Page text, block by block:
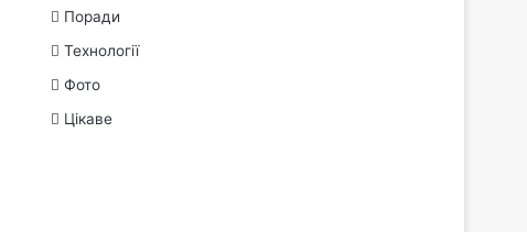
Поради
Технології
Фото
Цікаве